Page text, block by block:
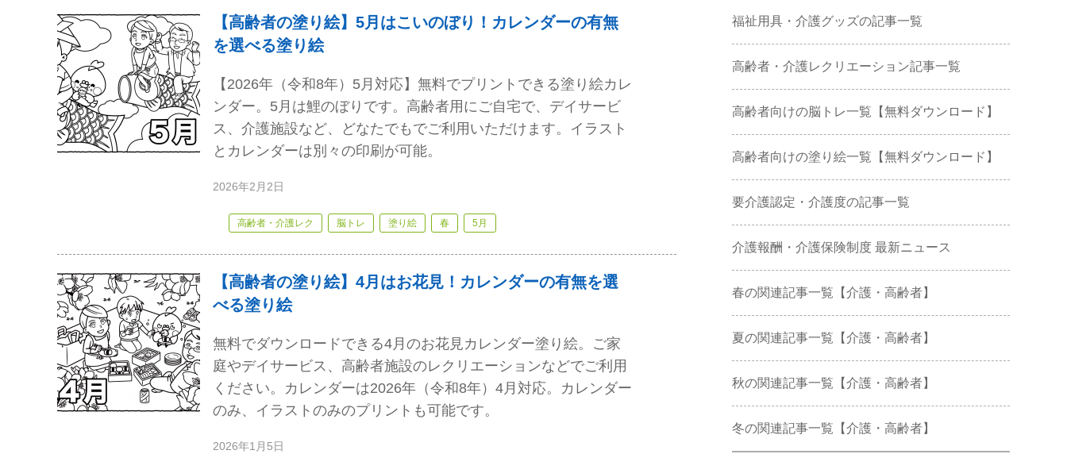
【高齢者の塗り絵】5月はこいのぼり！カレンダーの有無
を選べる塗り絵
【2026年（令和8年）5月対応】無料でプリントできる塗り絵カレ
ンダー。5月は鯉のぼりです。高齢者用にご自宅で、デイサービ
ス、介護施設など、どなたでもでご利用いただけます。イラスト
とカレンダーは別々の印刷が可能。
2026年2月2日
高齢者・介護レク 脳トレ 塗り絵 春 5月
【高齢者の塗り絵】4月はお花見！カレンダーの有無を選
べる塗り絵
無料でダウンロードできる4月のお花見カレンダー塗り絵。ご家
庭やデイサービス、高齢者施設のレクリエーションなどでご利用
ください。カレンダーは2026年（令和8年）4月対応。カレンダー
のみ、イラストのみのプリントも可能です。
2026年1月5日
福祉用具・介護グッズの記事一覧
高齢者・介護レクリエーション記事一覧
高齢者向けの脳トレ一覧【無料ダウンロード】
高齢者向けの塗り絵一覧【無料ダウンロード】
要介護認定・介護度の記事一覧
介護報酬・介護保険制度 最新ニュース
春の関連記事一覧【介護・高齢者】
夏の関連記事一覧【介護・高齢者】
秋の関連記事一覧【介護・高齢者】
冬の関連記事一覧【介護・高齢者】